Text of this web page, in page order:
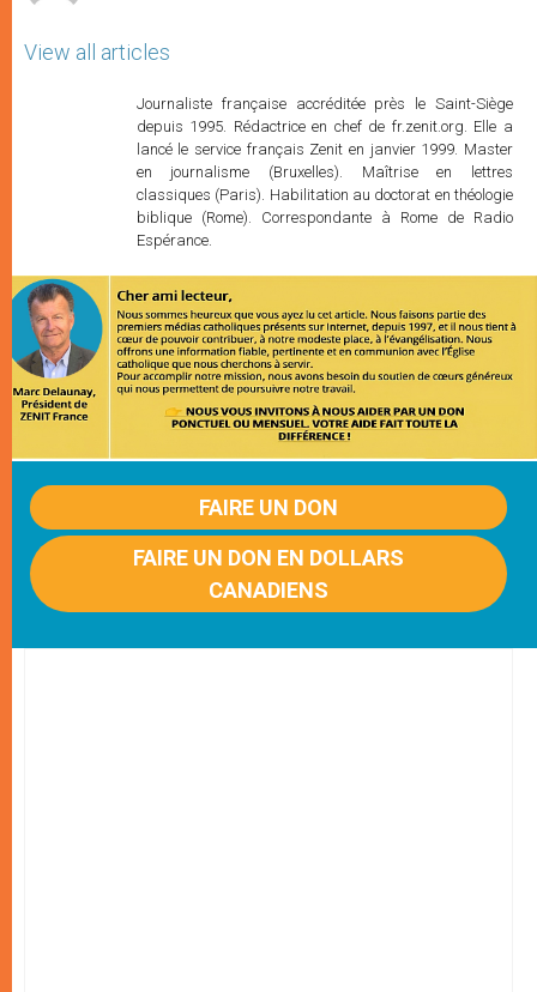
View all articles
Journaliste française accréditée près le Saint-Siège
depuis 1995. Rédactrice en chef de fr.zenit.org. Elle a
lancé le service français Zenit en janvier 1999. Master
en journalisme (Bruxelles). Maîtrise en lettres
classiques (Paris). Habilitation au doctorat en théologie
biblique (Rome). Correspondante à Rome de Radio
Espérance.
FAIRE UN DON
FAIRE UN DON EN DOLLARS
CANADIENS